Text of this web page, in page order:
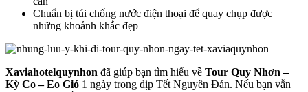
Chuẩn bị túi chống nước điện thoại để quay chụp được
những khoảnh khắc đẹp
Xaviahotelquynhon đã giúp bạn tìm hiểu về Tour Quy Nhơn –
Kỳ Co – Eo Gió 1 ngày trong dịp Tết Nguyên Đán. Nếu bạn vẫn